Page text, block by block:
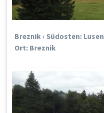
Breznik › Südosten: Lusen
Ort: Breznik